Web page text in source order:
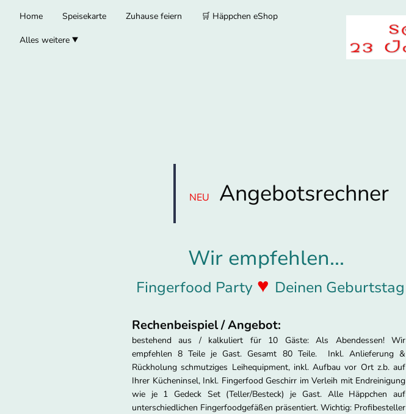
Home Speisekarte Zuhause feiern 🛒 Häppchen eShop
Alles weitere
NEU Angebotsrechner
Wir empfehlen...
Fingerfood Party ♥ Deinen Geburtstag
Rechenbeispiel / Angebot:
bestehend aus / kalkuliert für 10 Gäste: Als Abendessen! Wir
empfehlen 8 Teile je Gast. Gesamt 80 Teile. Inkl. Anlieferung &
Rückholung schmutziges Leihequipment, inkl. Aufbau vor Ort z.b. auf
Ihrer Kücheninsel, Inkl. Fingerfood Geschirr im Verleih mit Endreinigung
wie je 1 Gedeck Set (Teller/Besteck) je Gast. Alle Häppchen auf
unterschiedlichen Fingerfoodgefäßen präsentiert. Wichtig: Profibesteller